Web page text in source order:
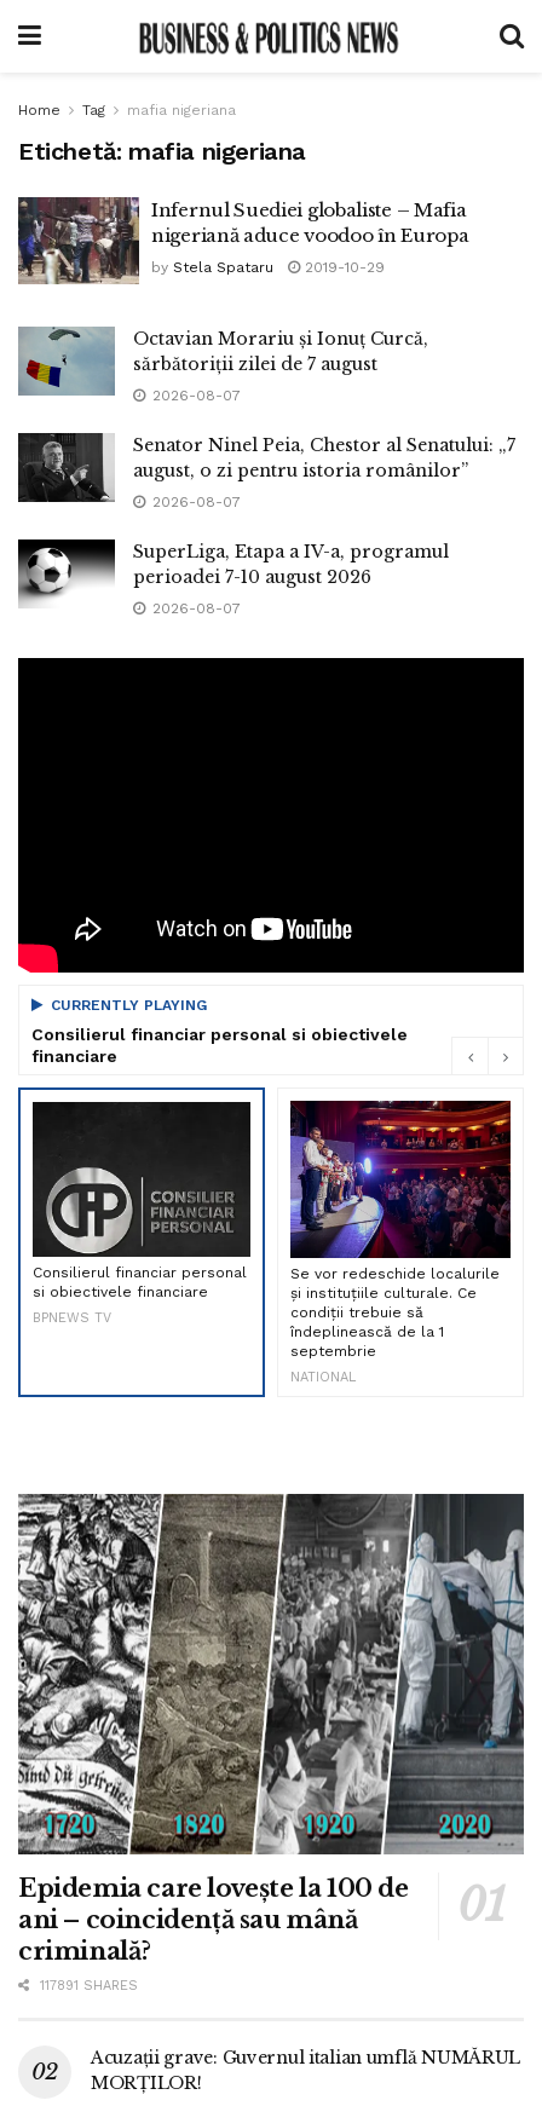
Home Tag mafia nigeriana
Etichetă: mafia nigeriana
Infernul Suediei globaliste – Mafia
nigeriană aduce voodoo în Europa
by Stela Spataru 2019-10-29
Octavian Morariu și Ionuț Curcă,
sărbătoriții zilei de 7 august
2026-08-07
Senator Ninel Peia, Chestor al Senatului: „7
august, o zi pentru istoria românilor”
2026-08-07
SuperLiga, Etapa a IV-a, programul
perioadei 7-10 august 2026
2026-08-07
CURRENTLY PLAYING
Consilierul financiar personal si obiectivele
financiare
Consilierul financiar personal
si obiectivele financiare
BPNEWS TV
Se vor redeschide localurile
și instituțiile culturale. Ce
condiții trebuie să
îndeplinească de la 1
septembrie
NATIONAL
Epidemia care lovește la 100 de
ani – coincidență sau mână
criminală?
117891 SHARES
Acuzații grave: Guvernul italian umflă NUMĂRUL
MORȚILOR!